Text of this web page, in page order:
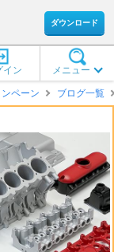
ダウンロード
メニュー
イン
ペーン ブログ一覧